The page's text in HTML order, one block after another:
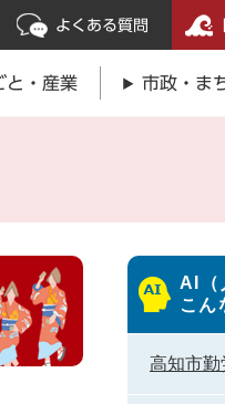
よくある質問
と・産業 市政・ま
AI（
こん
高知市勤